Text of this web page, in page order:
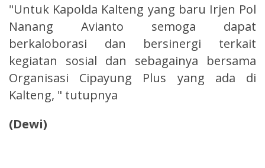
"Untuk Kapolda Kalteng yang baru Irjen Pol
Nanang Avianto semoga dapat
berkaloborasi dan bersinergi terkait
kegiatan sosial dan sebagainya bersama
Organisasi Cipayung Plus yang ada di
Kalteng, " tutupnya
(Dewi)